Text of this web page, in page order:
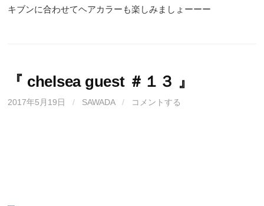
キブンに合わせてヘアカラーも楽しみましょーーー
『 chelsea guest ＃１３ 』
2017年5月19日 / SAWADA / コメントする